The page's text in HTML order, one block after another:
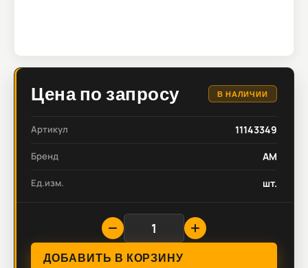
Цена по запросу В НАЛИЧИИ
Артикул 11143349
Бренд AM
Ед.изм. шт.
ДОБАВИТЬ В КОРЗИНУ